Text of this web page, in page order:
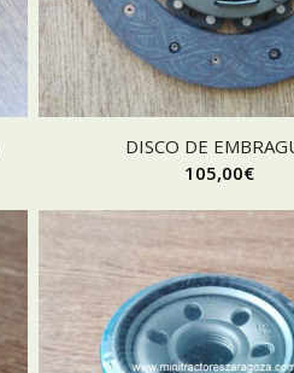
DISCO DE
105,00€